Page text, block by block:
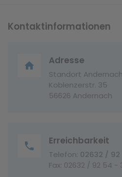
Kontaktinformationen
home Adresse
Standort Andernach
Koblenzerstr. 35
56626 Andernach
phone Erreichbarkeit
Telefon: 02632 / 92
Fax: 02632 / 92 54 -